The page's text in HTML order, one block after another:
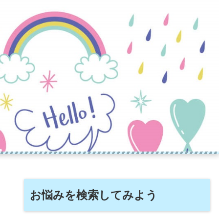
お悩みを検索してみよう